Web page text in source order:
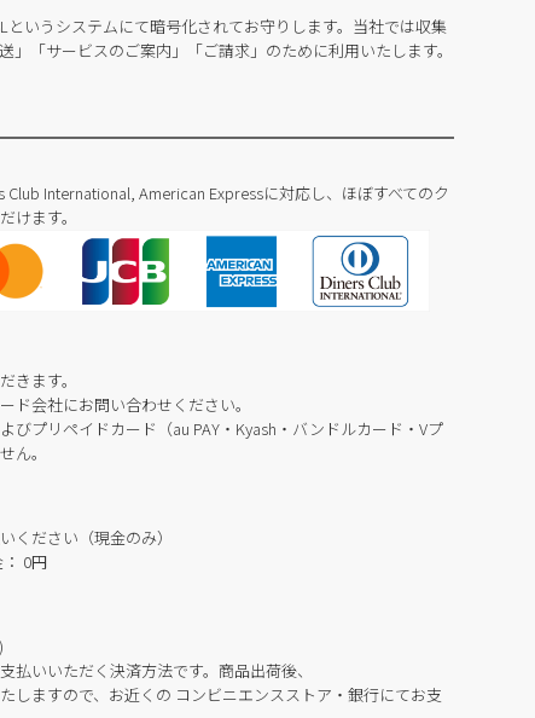
というシステムにて暗号化されてお守りします。当社では収集
」「サービスのご案内」「ご請求」のために利用いたします。
Club International, American Expressに対応し、ほぼすべてのク
けます。
きます。
ド会社にお問い合わせください。
びプリペイドカード（au PAY・Kyash・バンドルカード・Vプ
ん。
ください（現金のみ）
： 0円
払いいただく決済方法です。商品出荷後、
しますので、お近くの コンビニエンスストア・銀行にてお支